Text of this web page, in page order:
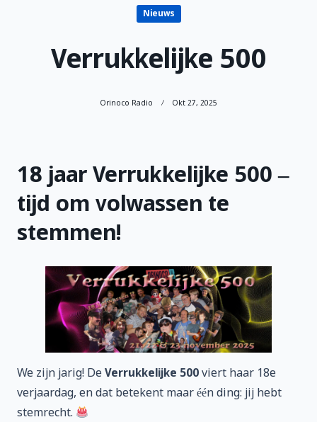
Nieuws
Verrukkelijke 500
Orinoco Radio Okt 27, 2025
18 jaar Verrukkelijke 500 –
tijd om volwassen te
stemmen!
We zijn jarig! DeVerrukkelijke 500viert haar 18e
verjaardag, en dat betekent maar één ding: jij hebt
stemrecht.